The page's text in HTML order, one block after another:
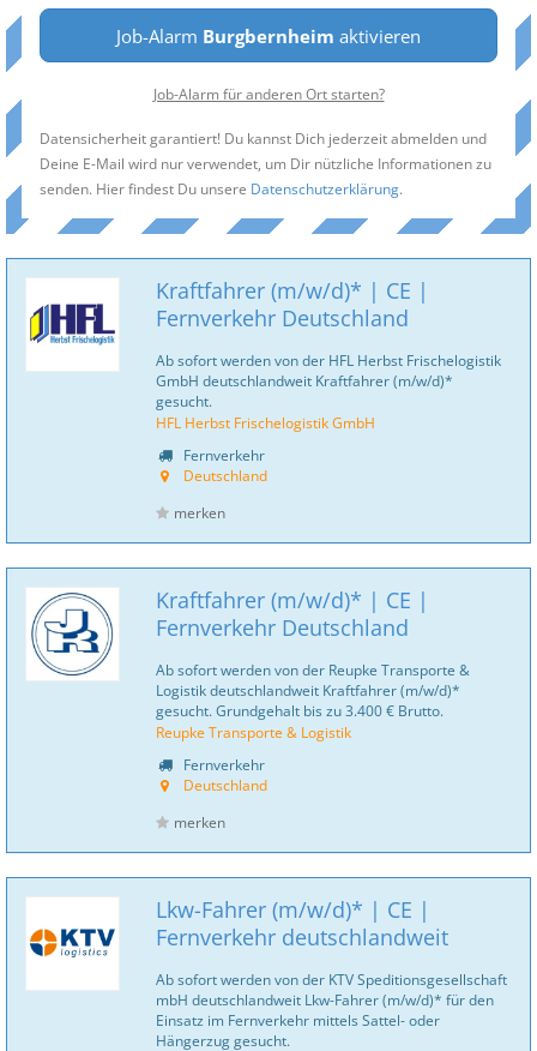
Job-Alarm Burgbernheim aktivieren
Job-Alarm für anderen Ort starten?
Datensicherheit garantiert! Du kannst Dich jederzeit abmelden und
Deine E-Mail wird nur verwendet, um Dir nützliche Informationen zu
senden. Hier findest Du unsere Datenschutzerklärung.
Kraftfahrer (m/w/d)* | CE |
Fernverkehr Deutschland
Ab sofort werden von der HFL Herbst Frischelogistik
GmbH deutschlandweit Kraftfahrer (m/w/d)*
gesucht.
HFL Herbst Frischelogistik GmbH
Fernverkehr
Deutschland
merken
Kraftfahrer (m/w/d)* | CE |
Fernverkehr Deutschland
Ab sofort werden von der Reupke Transporte &
Logistik deutschlandweit Kraftfahrer (m/w/d)*
gesucht. Grundgehalt bis zu 3.400 € Brutto.
Reupke Transporte & Logistik
Fernverkehr
Deutschland
merken
Lkw-Fahrer (m/w/d)* | CE |
Fernverkehr deutschlandweit
Ab sofort werden von der KTV Speditionsgesellschaft
mbH deutschlandweit Lkw-Fahrer (m/w/d)* für den
Einsatz im Fernverkehr mittels Sattel- oder
Hängerzug gesucht.